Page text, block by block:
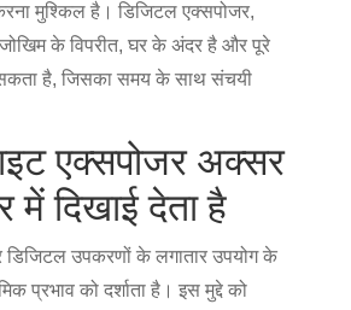
मुश्किल है। डिजिटल एक्सपोजर,
के विपरीत, घर के अंदर है और पूरे
है, जिसका समय के साथ संचयी
एक्सपोजर अक्सर
दिखाई देता है
डिजिटल उपकरणों के लगातार उपयोग के
प्रभाव को दर्शाता है। इस मुद्दे को